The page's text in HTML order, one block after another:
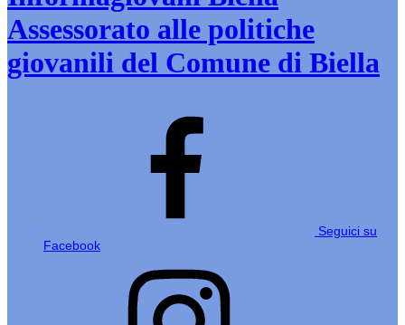
Assessorato alle politiche
giovanili del Comune di Biella
Seguici su
Facebook